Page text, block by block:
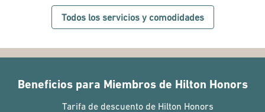
Todos los servicios y comodidades
Beneficios para Miembros de Hilton Honors
Tarifa de descuento de Hilton Honors